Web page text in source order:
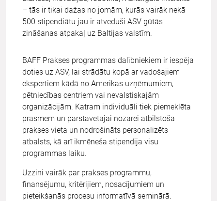
– tās ir tikai dažas no jomām, kurās vairāk nekā
500 stipendiātu jau ir atveduši ASV gūtās
zināšanas atpakaļ uz Baltijas valstīm.
BAFF Prakses programmas dalībniekiem ir iespēja
doties uz ASV, lai strādātu kopā ar vadošajiem
ekspertiem kādā no Amerikas uzņēmumiem,
pētniecības centriem vai nevalstiskajām
organizācijām. Katram individuāli tiek piemeklēta
prasmēm un pārstāvētajai nozarei atbilstoša
prakses vieta un nodrošināts personalizēts
atbalsts, kā arī ikmēneša stipendija visu
programmas laiku.
Uzzini vairāk par prakses programmu,
finansējumu, kritērijiem, nosacījumiem un
pieteikšanās procesu informatīvā seminārā.